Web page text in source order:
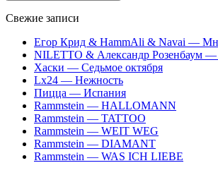
Свежие записи
Егор Крид & HammAli & Navai —
NILETTO & Александр Розенбаум —
Хаски — Седьмое октября
Lx24 — Нежность
Пицца — Испания
Rammstein — HALLOMANN
Rammstein — TATTOO
Rammstein — WEIT WEG
Rammstein — DIAMANT
Rammstein — WAS ICH LIEBE